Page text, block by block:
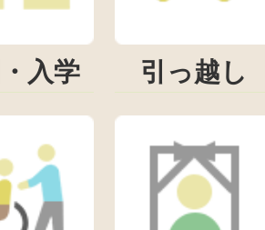
入学 引っ越し